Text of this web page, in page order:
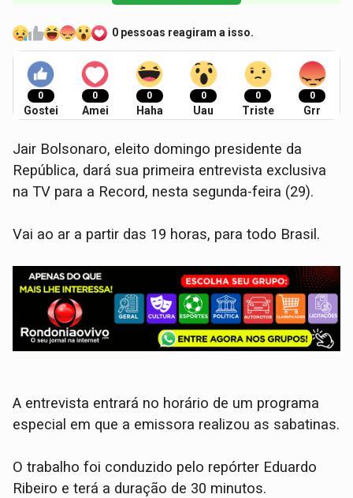
0 pessoas reagiram a isso.
0
Gostei
0
Amei
0
Haha
0
Uau
0
Triste
0
Grr
Jair Bolsonaro, eleito domingo presidente da
República, dará sua primeira entrevista exclusiva
na TV para a Record, nesta segunda-feira (29).
Vai ao ar a partir das 19 horas, para todo Brasil.
A entrevista entrará no horário de um programa
especial em que a emissora realizou as sabatinas.
O trabalho foi conduzido pelo repórter Eduardo
Ribeiro e terá a duração de 30 minutos.